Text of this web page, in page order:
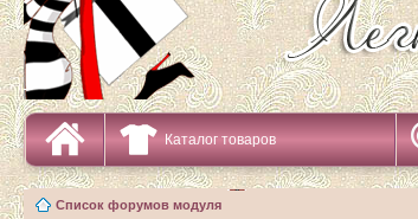
Каталог товаров
Список форумов модуля